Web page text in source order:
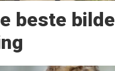
beste